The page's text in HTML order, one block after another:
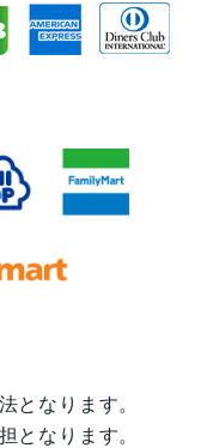
となります。
となります。